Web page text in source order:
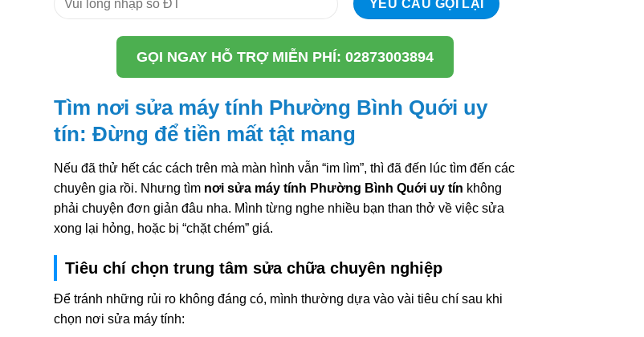
GỌI NGAY HỖ TRỢ MIỄN PHÍ: 02873003894
Tìm nơi sửa máy tính Phường Bình Quới uy
tín: Đừng để tiền mất tật mang
Nếu đã thử hết các cách trên mà màn hình vẫn “im lìm”, thì đã đến lúc tìm đến các
chuyên gia rồi. Nhưng tìm nơi sửa máy tính Phường Bình Quới uy tín không
phải chuyện đơn giản đâu nha. Mình từng nghe nhiều bạn than thở về việc sửa
xong lại hỏng, hoặc bị “chặt chém” giá.
Tiêu chí chọn trung tâm sửa chữa chuyên nghiệp
Để tránh những rủi ro không đáng có, mình thường dựa vào vài tiêu chí sau khi
chọn nơi sửa máy tính: